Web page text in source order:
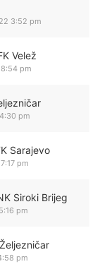
3:52 pm
Velež
pm
pm
Sarajevo
pm
Siroki Brijeg
pm
pm